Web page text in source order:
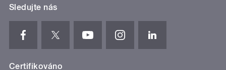
Sledujte nás
Certifikováno